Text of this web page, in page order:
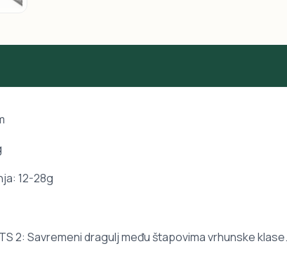
12-28g
2: Savremeni dragulj među štapovima vrhunske klase.